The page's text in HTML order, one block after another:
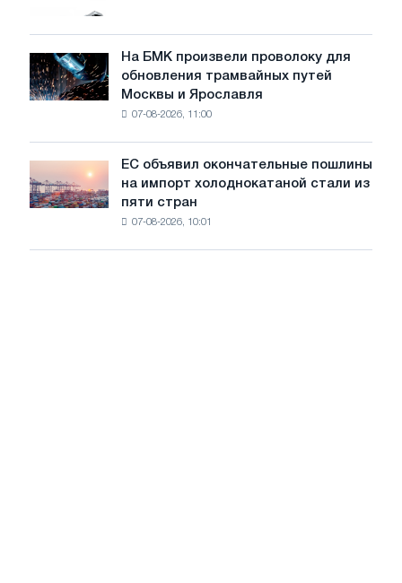
целей
обезуглероживания
грузовиков
в
июле
На
БМК
произвели
трамвайных
путей
Ярославля
На БМК произвели проволоку для
обновления трамвайных путей
Москвы и Ярославля
07-08-2026, 11:00
объявил
окончательные
ЕС объявил окончательные пошлины
на импорт холоднокатаной стали из
пяти стран
07-08-2026, 10:01